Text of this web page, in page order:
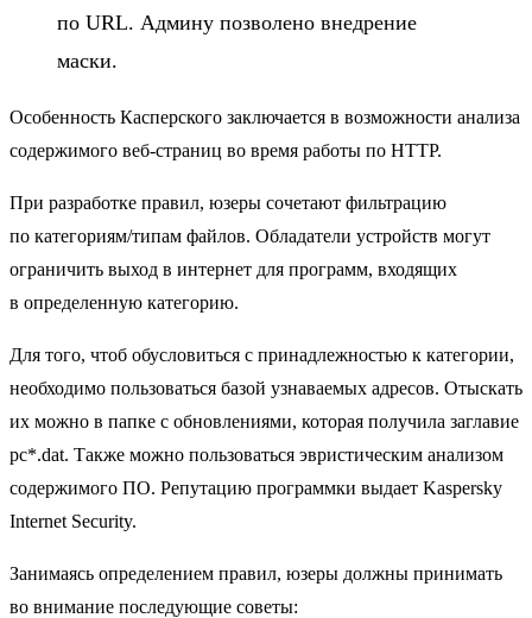
по URL. Админу позволено внедрение
маски.
Особенность Касперского заключается в возможности анализа
содержимого веб-страниц во время работы по НТТР.
При разработке правил, юзеры сочетают фильтрацию
по категориям/типам файлов. Обладатели устройств могут
ограничить выход в интернет для программ, входящих
в определенную категорию.
Для того, чтоб обусловиться с принадлежностью к категории,
необходимо пользоваться базой узнаваемых адресов. Отыскать
их можно в папке с обновлениями, которая получила заглавие
pc*.dat. Также можно пользоваться эвристическим анализом
содержимого ПО. Репутацию программки выдает Kaspersky
Internet Security.
Занимаясь определением правил, юзеры должны принимать
во внимание последующие советы: